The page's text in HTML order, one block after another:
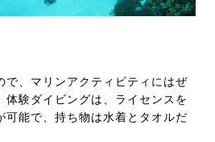
で、マリンアクティビティにはぜ
体験ダイビングは、ライセンスを
可能で、持ち物は水着とタオルだ